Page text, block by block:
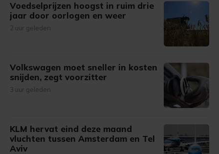
Voedselprijzen hoogst in ruim drie
jaar door oorlogen en weer
2 uur geleden
Volkswagen moet sneller in kosten
snijden, zegt voorzitter
3 uur geleden
KLM hervat eind deze maand
vluchten tussen Amsterdam en Tel
Aviv